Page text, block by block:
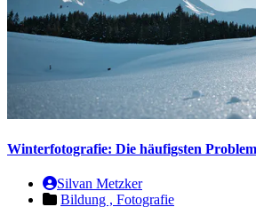
Winterfotografie: Die häufigsten
Silvan Metzker
Bildung , Fotografie